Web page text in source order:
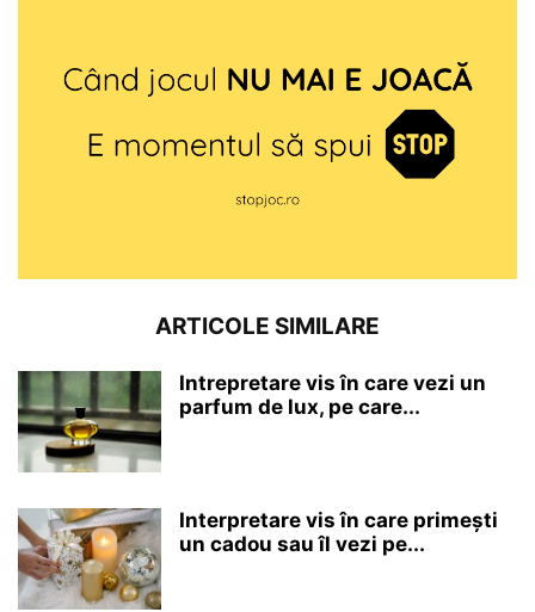
ARTICOLE SIMILARE
Intrepretare vis în care vezi un
parfum de lux, pe care...
Interpretare vis în care primești
un cadou sau îl vezi pe...